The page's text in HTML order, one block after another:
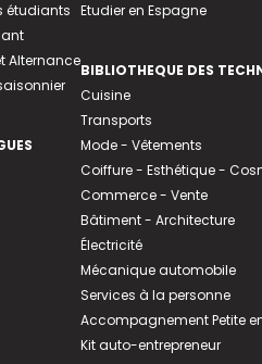
étudiants
Alternance
Etudier en Espagne
BIBLIOTHEQUE DES
Cuisine
Transports
Mode - Vêtements
Coiffure - Esthétique -
Commerce - Vente
Bâtiment - Architecture
Électricité
Mécanique automobile
Services à la personne
Accompagnement Petite
Kit auto-entrepreneur